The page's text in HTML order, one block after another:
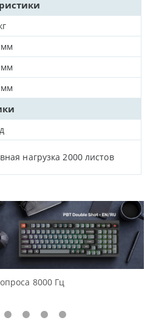
мм
мм
мм
нагрузка 2000 листов
8000 Гц